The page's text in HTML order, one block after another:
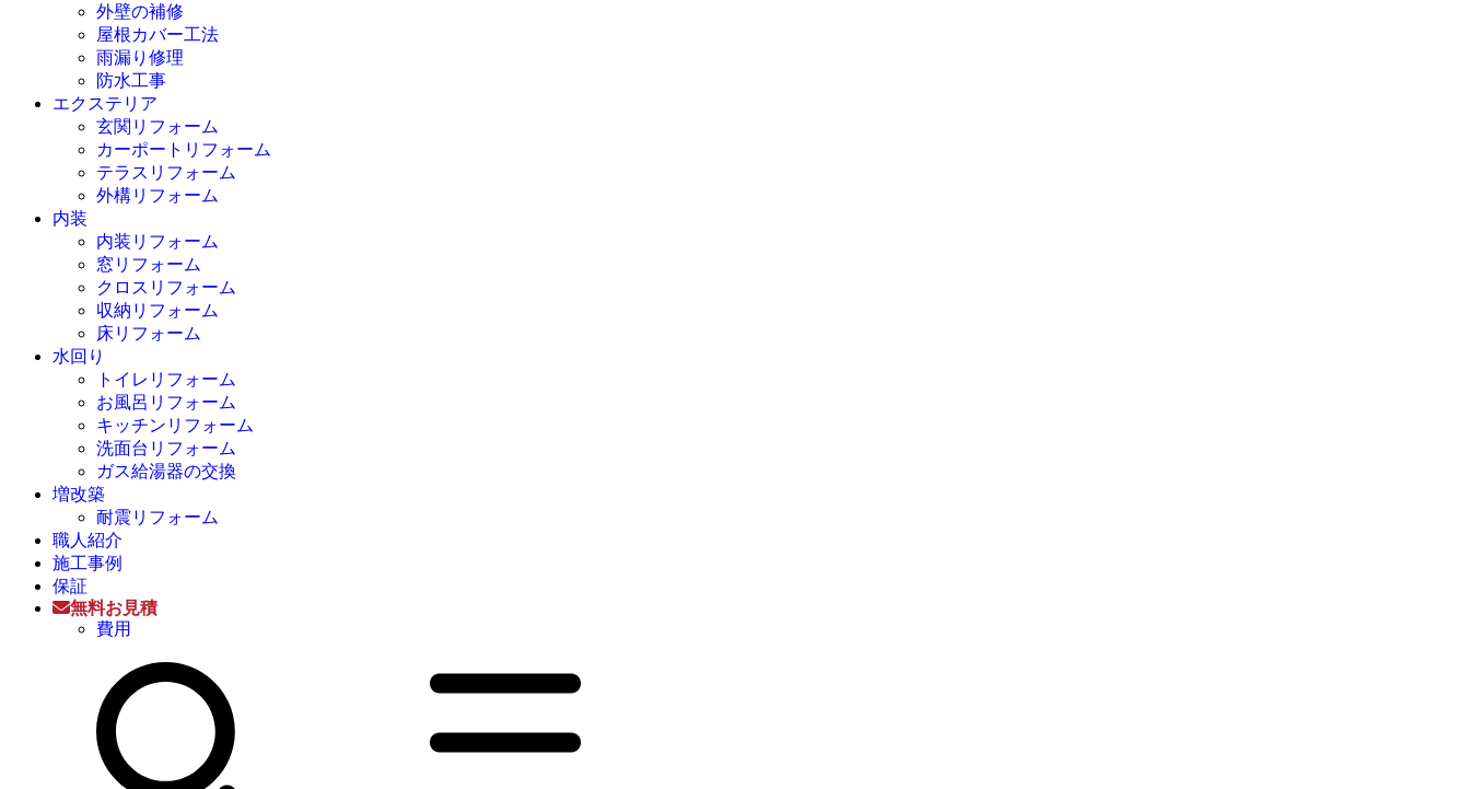
外壁の補修
屋根カバー工法
雨漏り修理
防水工事
エクステリア
玄関リフォーム
カーポートリフォーム
テラスリフォーム
外構リフォーム
内装
内装リフォーム
窓リフォーム
クロスリフォーム
収納リフォーム
床リフォーム
水回り
トイレリフォーム
お風呂リフォーム
キッチンリフォーム
洗面台リフォーム
ガス給湯器の交換
増改築
耐震リフォーム
職人紹介
施工事例
保証
無料お見積
費用